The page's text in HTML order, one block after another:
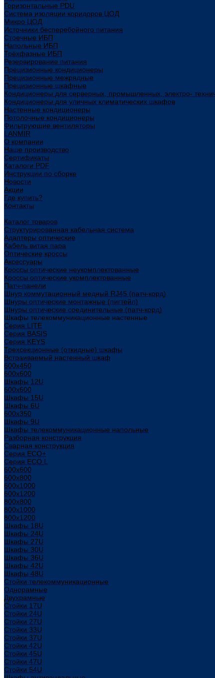
Горизонтальные PDU
Система изоляции коридоров ЦОД
Микро ЦОД
Источники бесперебойного питания
Стоечные ИБП
Напольные ИБП
Трёхфазные ИБП
Резервирование питания
Прецизионные кондиционеры
Прецизионные межрядные
Прецизионные шкафные
Кондиционеры для серверных, промышленных, электро-
Кондиционеры для уличных климатических шкафов
Настенные кондиционеры
Потолочные кондиционеры
Фильтрующие вентиляторы
LANMIR
О компании
Наше производство
Сертификаты
Каталоги PDF
Инструкции по сборке
Новости
Акции
Где купить?
Контакты
Каталог товаров
Структурированная кабельная система
Адаптеры оптические
Кабель витая пара
Оптические кроссы
Аксессуары
Кроссы оптические неукомплектованные
Кроссы оптические укомплектованные
Патч-панели
Шнур коммутационный медный RJ45 (патч-корд)
Шнуры оптические монтажные (пигтейл)
Шнуры оптические соединительные (патч-корд)
Шкафы телекоммуникационные настенные
Cерия LITE
Cерия BASIS
Cерия KEYS
Трехсекционные (откидные) шкафы
Встраиваемый настенный шкаф
600x450
600x600
Шкафы 12U
600x600
Шкафы 15U
Шкафы 6U
600x350
Шкафы 9U
Шкафы телекоммуникационные напольные
Разборная конструкция
Сварная конструкция
Серия ECO+
Серия ECO L
600x600
600x800
600х1000
600х1200
800x800
800х1000
800х1200
Шкафы 18U
Шкафы 24U
Шкафы 27U
Шкафы 30U
Шкафы 36U
Шкафы 42U
Шкафы 48U
Стойки телекоммуникационные
Однорамные
Двухрамные
Стойки 17U
Стойки 24U
Стойки 27U
Стойки 33U
Стойки 37U
Стойки 42U
Стойки 45U
Стойки 47U
Стойки 54U